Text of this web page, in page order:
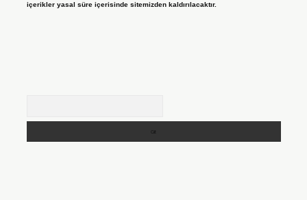
içerikler yasal süre içerisinde sitemizden kaldırılacaktır.